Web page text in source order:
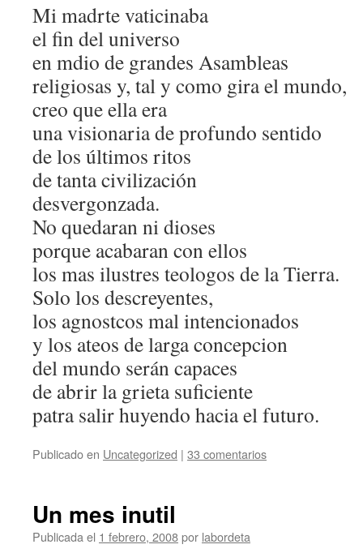
Mi madrte vaticinaba
el fin del universo
en mdio de grandes Asambleas
religiosas y, tal y como gira el mundo,
creo que ella era
una visionaria de profundo sentido
de los últimos ritos
de tanta civilización
desvergonzada.
No quedaran ni dioses
porque acabaran con ellos
los mas ilustres teologos de la Tierra.
Solo los descreyentes,
los agnostcos mal intencionados
y los ateos de larga concepcion
del mundo serán capaces
de abrir la grieta suficiente
patra salir huyendo hacia el futuro.
Publicado en Uncategorized | 33 comentarios
Un mes inutil
Publicada el 1 febrero, 2008por labordeta